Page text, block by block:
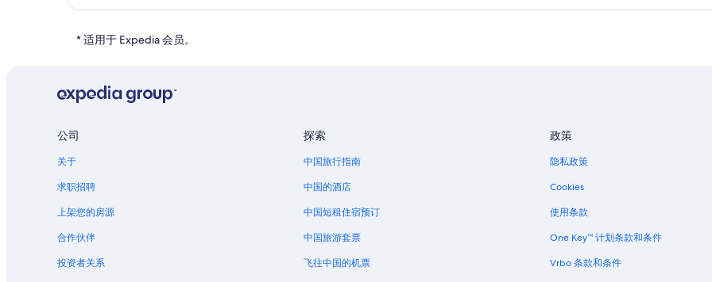
位于特温莱克斯的婚庆酒店
位于林肯公园的设有泳池的酒店
林肯公园的酒店
丹佛站附近的酒店
丹佛站的私人度假屋
丹佛站的度假村
南丹佛的度假村
位于惠特里的Hilton Hotels
* 适用于 Expedia 会员。
公司
关于
求职招聘
上架您的房源
合作伙伴
投资者关系
探索
中国旅行指南
中国的酒店
中国短租住宿预订
中国旅游套票
飞往中国的机票
政策
隐私政策
Cookies
使用条款
One Key™ 计划条款和条件
Vrbo 条款和条件